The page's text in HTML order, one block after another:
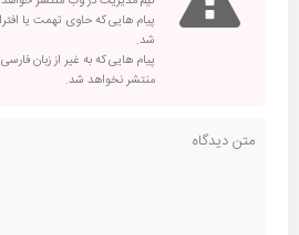
پیام هایی که حاوی تهمت یا
شد.
پیام هایی که به غیر از زبان
منتشر نخواهد شد.